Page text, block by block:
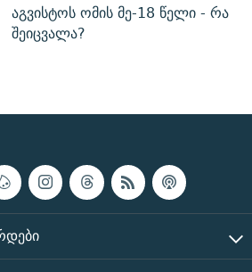
აგვისტოს ომის მე-18 წელი - რა
შეიცვალა?